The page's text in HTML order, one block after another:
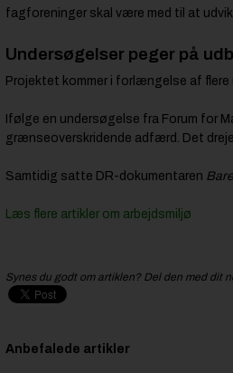
fagforeninger skal være med til at
Undersøgelser peger på
Projektet kommer i forlængelse af
Ifølge en undersøgelse fra Forum for
grænseoverskridende adfærd. Det
Samtidig satte DR-dokumentaren
Læs flere artikler om arbejdsmiljø
Synes du godt om artiklen? Del den med dit
Anbefalede artikler